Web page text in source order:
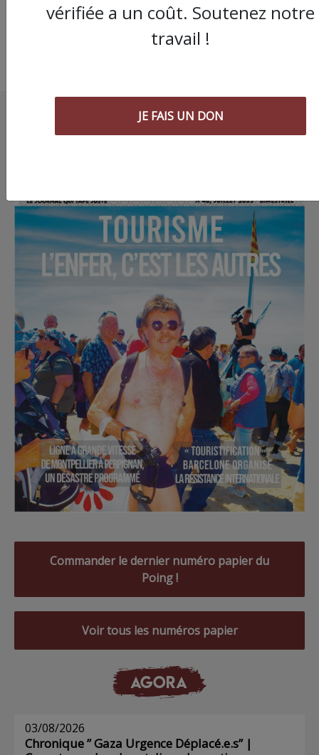
Commander le dernier numéro papier du
Poing !
Voir tous les numéros papier
AGORA
03/08/2026
Chronique ” Gaza Urgence Déplacé.e.s” |
vérifiée a un coût. Soutenez notre
travail !
JE FAIS UN DON